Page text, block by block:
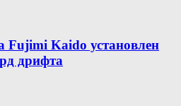
Fujimi Kaido установлен
дрифта